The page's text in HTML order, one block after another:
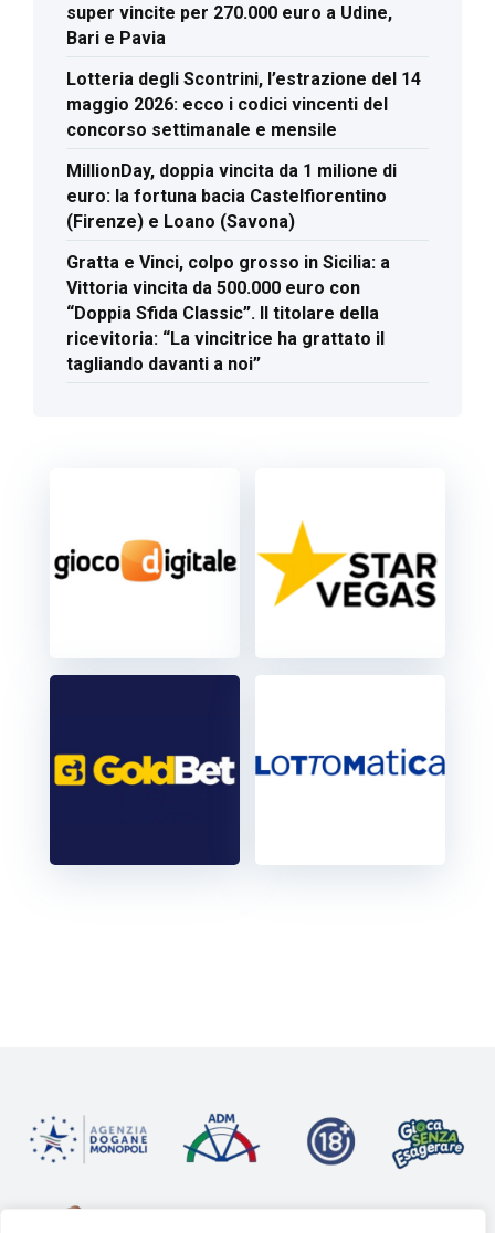
super vincite per 270.000 euro a Udine,
Bari e Pavia
Lotteria degli Scontrini, l’estrazione del 14
maggio 2026: ecco i codici vincenti del
concorso settimanale e mensile
MillionDay, doppia vincita da 1 milione di
euro: la fortuna bacia Castelfiorentino
(Firenze) e Loano (Savona)
Gratta e Vinci, colpo grosso in Sicilia: a
Vittoria vincita da 500.000 euro con
“Doppia Sfida Classic”. Il titolare della
ricevitoria: “La vincitrice ha grattato il
tagliando davanti a noi”